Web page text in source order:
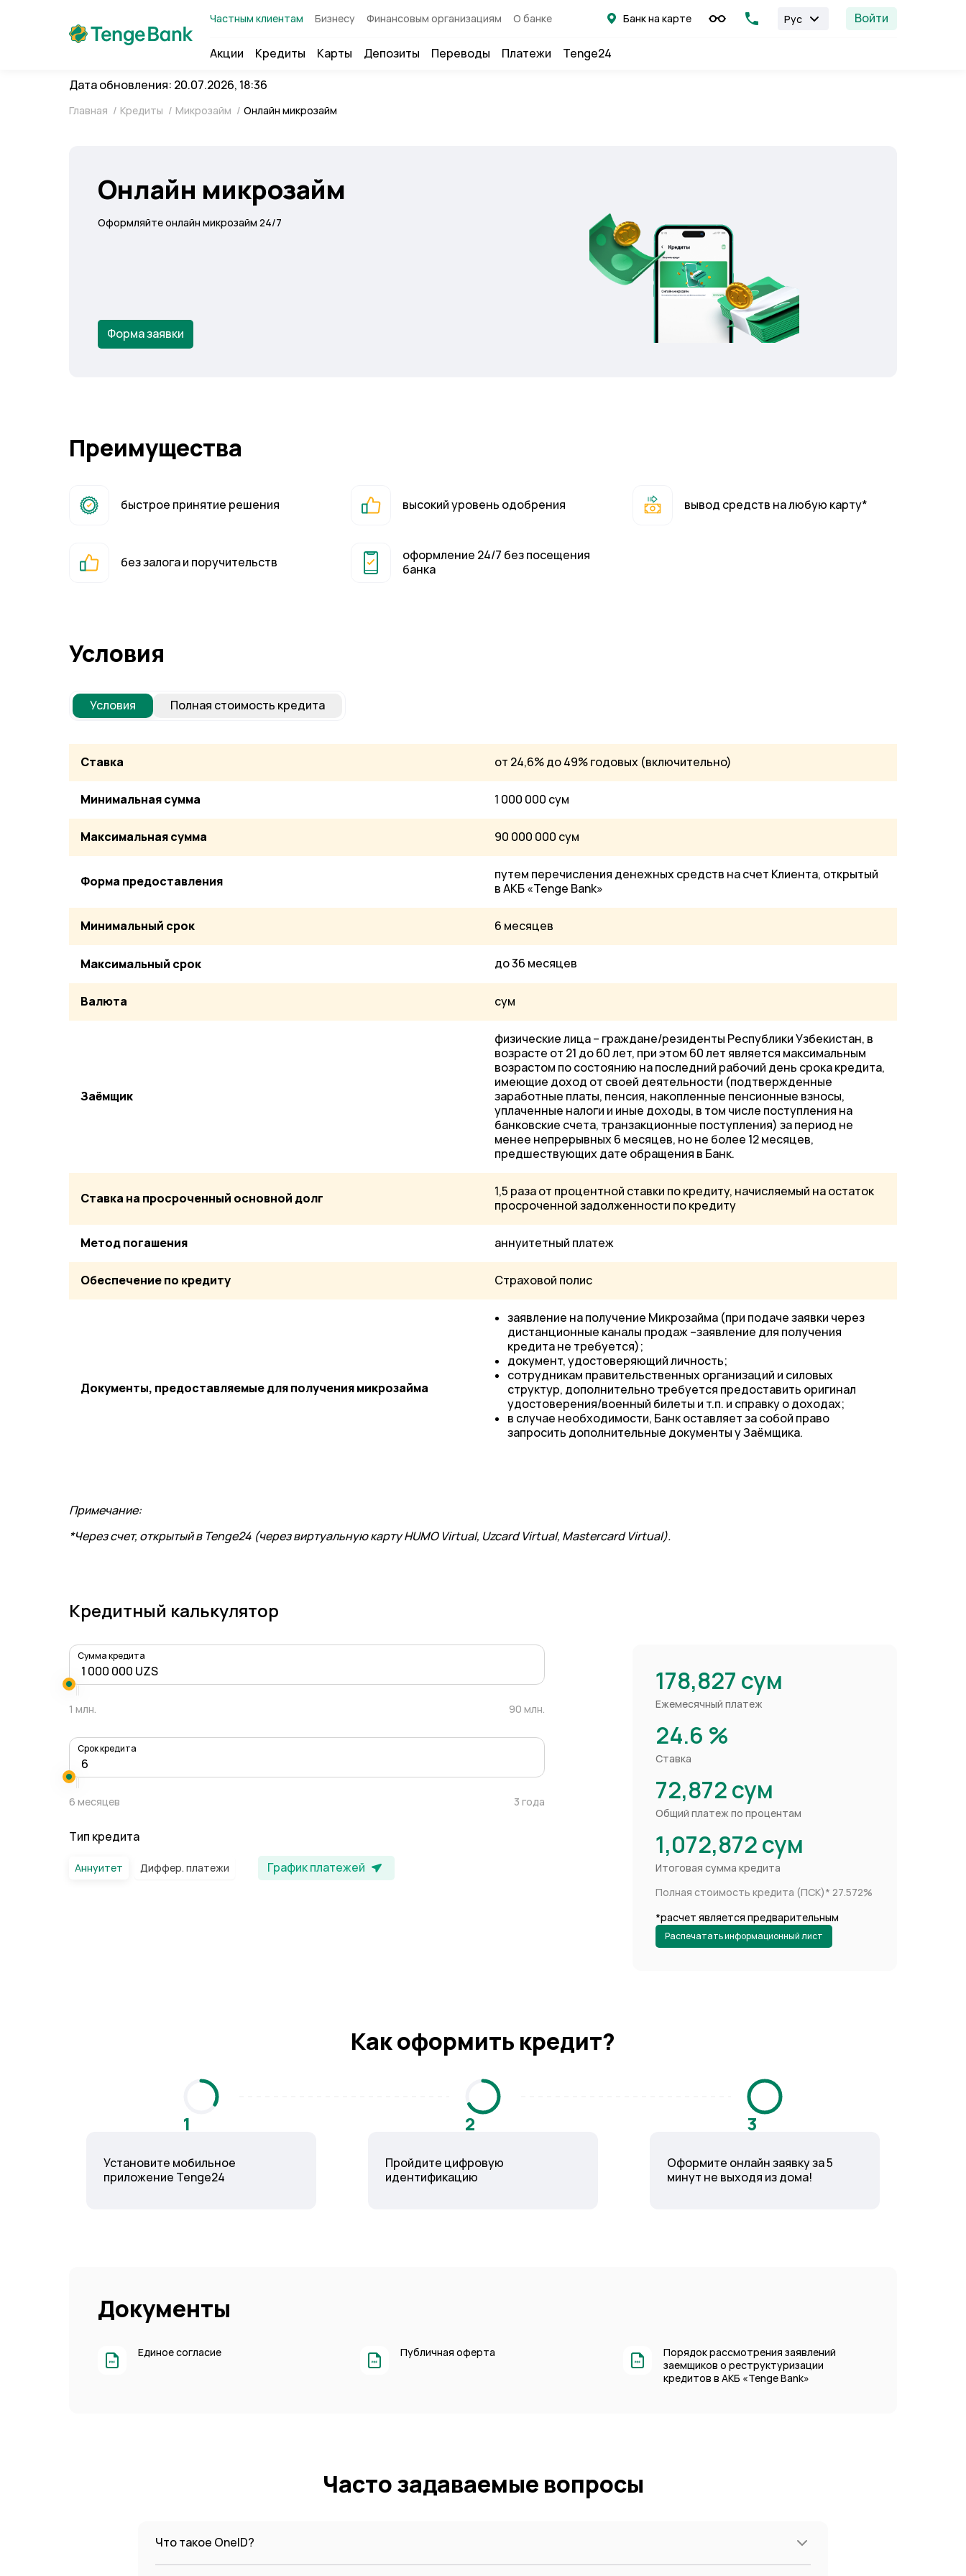
Частным клиентам Бизнесу Финансовым организациям О банке Банк на карте Рус Войти
Акции Кредиты Карты Депозиты Переводы Платежи Tenge24
Дата обновления: 20.07.2026, 18:36
Главная / Кредиты / Микрозайм / Онлайн микрозайм
Онлайн микрозайм
Оформляйте онлайн микрозайм 24/7
Форма заявки
Преимущества
быстрое принятие решения высокий уровень одобрения вывод средств на любую карту*
без залога и поручительств
оформление 24/7 без посещения
банка
Условия
Условия Полная стоимость кредита
Ставка от 24,6% до 49% годовых (включительно)
Минимальная сумма 1 000 000 сум
Максимальная сумма 90 000 000 сум
Форма предоставления
путем перечисления денежных средств на счет Клиента, открытый
в АКБ «Tenge Bank»
Минимальный срок 6 месяцев
Максимальный срок до 36 месяцев
Валюта сум
Заёмщик
физические лица – граждане/резиденты Республики Узбекистан, в
возрасте от 21 до 60 лет, при этом 60 лет является максимальным
возрастом по состоянию на последний рабочий день срока кредита,
имеющие доход от своей деятельности (подтвержденные
заработные платы, пенсия, накопленные пенсионные взносы,
уплаченные налоги и иные доходы, в том числе поступления на
банковские счета, транзакционные поступления) за период не
менее непрерывных 6 месяцев, но не более 12 месяцев,
предшествующих дате обращения в Банк.
Ставка на просроченный основной долг
1,5 раза от процентной ставки по кредиту, начисляемый на остаток
просроченной задолженности по кредиту
Метод погашения аннуитетный платеж
Обеспечение по кредиту Страховой полис
Документы, предоставляемые для получения микрозайма
заявление на получение Микрозайма (при подаче заявки через
дистанционные каналы продаж –заявление для получения
кредита не требуется);
документ, удостоверяющий личность;
сотрудникам правительственных организаций и силовых
структур, дополнительно требуется предоставить оригинал
удостоверения/военный билеты и т.п. и справку о доходах;
в случае необходимости, Банк оставляет за собой право
запросить дополнительные документы у Заёмщика.
Примечание:
*Через счет, открытый вTenge24 (через виртуальную карту HUMO Virtual, Uzcard Virtual, Mastercard Virtual).
Кредитный калькулятор
Сумма кредита
1 млн. 90 млн.
Срок кредита
6 месяцев 3 года
Тип кредита
Аннуитет Диффер. платежи График платежей
178,827 сум
Ежемесячный платеж
24.6 %
Ставка
72,872сум
Общий платеж по процентам
1,072,872сум
Итоговая сумма кредита
Полная стоимость кредита (ПСК)* 27.572%
*расчет является предварительным
Распечатать информационный лист
Как оформить кредит?
1
Установите мобильное
приложение Tenge24
2
Пройдите цифровую
идентификацию
3
Оформите онлайн заявку за 5
минут не выходя из дома!
Документы
Единое согласие Публичная оферта
Порядок рассмотрения заявлений
заемщиков о реструктуризации
кредитов в АКБ «Tenge Bank»
Часто задаваемые вопросы
Что такое OneID?